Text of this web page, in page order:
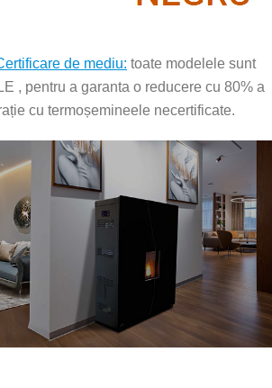
de mediu: toate modelele sunt
, pentru a garanta o reducere cu 80% a
cu termoșemineele necertificate.